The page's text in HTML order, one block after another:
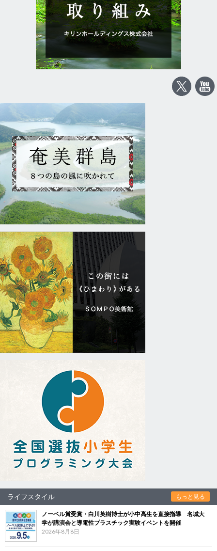
ライフスタイル もっと見る
ノーベル賞受賞・白川英樹博士が小中高生を直接指導 名城大
学が講演会と導電性プラスチック実験イベントを開催
2026年8月8日